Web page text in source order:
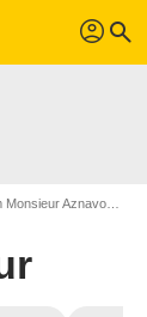
profil search
Aznavour